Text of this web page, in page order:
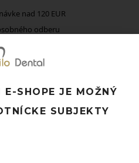
nad 120 EUR
odberu
nás
E-SHOPE JE MOŽNÝ
SUBJEKTY